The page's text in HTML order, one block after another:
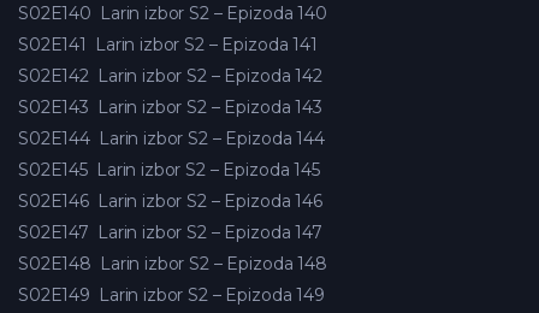
S02E140 Larin izbor S2 – Epizoda 140
S02E141
Larin izbor S2 – Epizoda 141
S02E142 Larin izbor S2 – Epizoda 142
S02E143 Larin izbor S2 – Epizoda 143
S02E144 Larin izbor S2 – Epizoda 144
S02E145 Larin izbor S2 – Epizoda 145
S02E146 Larin izbor S2 – Epizoda 146
S02E147 Larin izbor S2 – Epizoda 147
S02E148 Larin izbor S2 – Epizoda 148
S02E149 Larin izbor S2 – Epizoda 149